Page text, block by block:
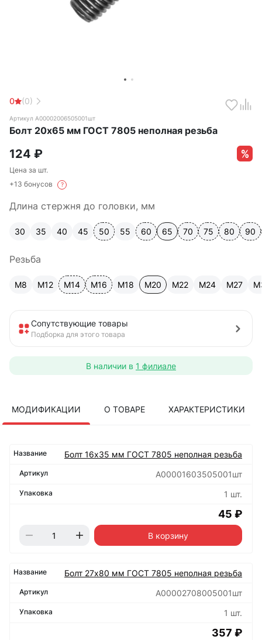
0 (0)
Артикул А00002006505001шт
Болт 20х65 мм ГОСТ 7805 неполная резьба
124 ₽
Цена за шт.
+13 бонусов
?
Длина стержня до головки, мм
30 35 40 45 50 55 60 65 70 75 80 90
Резьба
М8 М12 М14 М16 М18 М20 М22 М24 М27
Сопутствующие товары
Подборка для этого товара
В наличии в 1 филиале
МОДИФИКАЦИИ О ТОВАРЕ ХАРАКТЕРИСТИКИ
Болт 16х35 мм ГОСТ 7805 неполная резьба
А00001603505001шт
1 шт.
45 ₽
В корзину
Болт 27х80 мм ГОСТ 7805 неполная резьба
А00002708005001шт
1 шт.
357 ₽